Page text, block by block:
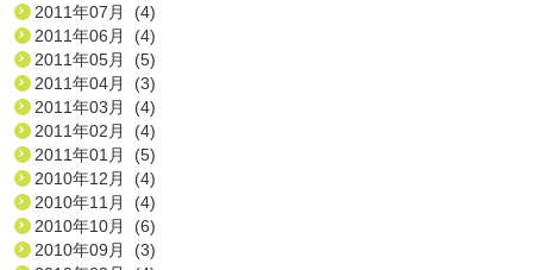
2011年07月 (4)
2011年06月 (4)
2011年05月 (5)
2011年04月 (3)
2011年03月 (4)
2011年02月 (4)
2011年01月 (5)
2010年12月 (4)
2010年11月 (4)
2010年10月 (6)
2010年09月 (3)